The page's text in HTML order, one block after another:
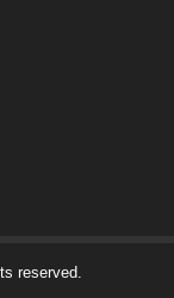
reserved.